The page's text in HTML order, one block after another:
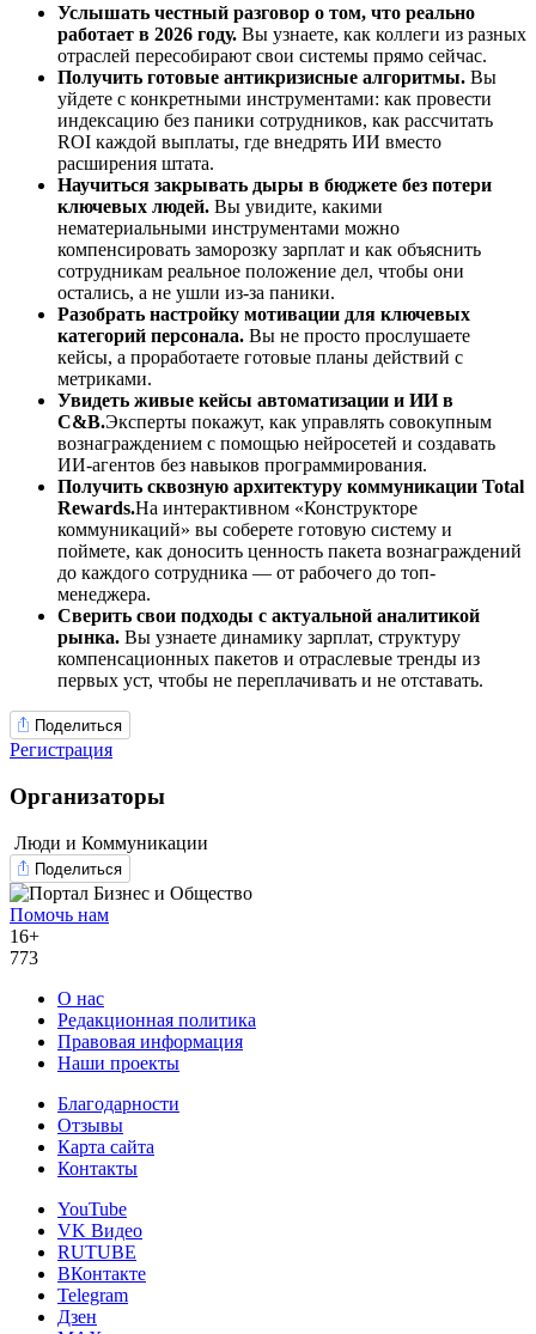
Услышать честный разговор о том, что реально
работает в 2026 году. Вы узнаете, как коллеги из разных
отраслей пересобирают свои системы прямо сейчас.
Получить готовые антикризисные алгоритмы. Вы
уйдете с конкретными инструментами: как провести
индексацию без паники сотрудников, как рассчитать
ROI каждой выплаты, где внедрять ИИ вместо
расширения штата.
Научиться закрывать дыры в бюджете без потери
ключевых людей. Вы увидите, какими
нематериальными инструментами можно
компенсировать заморозку зарплат и как объяснить
сотрудникам реальное положение дел, чтобы они
остались, а не ушли из-за паники.
Разобрать настройку мотивации для ключевых
категорий персонала. Вы не просто прослушаете
кейсы, а проработаете готовые планы действий с
метриками.
Увидеть живые кейсы автоматизации и ИИ в
C&B.Эксперты покажут, как управлять совокупным
вознаграждением с помощью нейросетей и создавать
ИИ-агентов без навыков программирования.
Получить сквозную архитектуру коммуникации Total
Rewards.На интерактивном «Конструкторе
коммуникаций» вы соберете готовую систему и
поймете, как доносить ценность пакета вознаграждений
до каждого сотрудника — от рабочего до топ-
менеджера.
Сверить свои подходы с актуальной аналитикой
рынка. Вы узнаете динамику зарплат, структуру
компенсационных пакетов и отраслевые тренды из
первых уст, чтобы не переплачивать и не отставать.
Поделиться
Регистрация
Организаторы
Люди и Коммуникации
Поделиться
Помочь нам
16+
773
О нас
Редакционная политика
Правовая информация
Наши проекты
Благодарности
Отзывы
Карта сайта
Контакты
YouTube
VK Видео
RUTUBE
ВКонтакте
Telegram
Дзен